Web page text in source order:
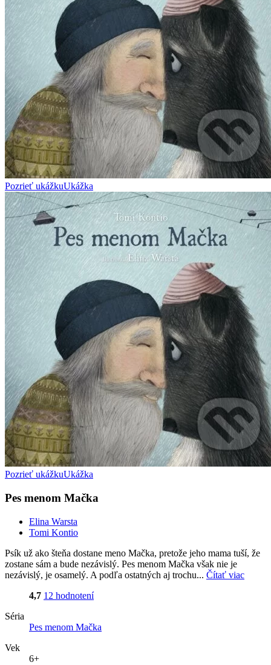
Pozrieť ukážkuUkážka
Pozrieť ukážkuUkážka
Pes menom Mačka
Elina Warsta
Tomi Kontio
Psík už ako šteňa dostane meno Mačka, pretože jeho mama tuší, že
zostane sám a bude nezávislý. Pes menom Mačka však nie je
nezávislý, je osamelý. A podľa ostatných aj trochu... Čítať viac
4,7 12 hodnotení
Séria
Pes menom Mačka
Vek
6+